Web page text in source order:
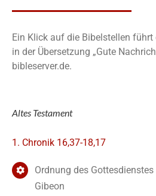
Ein Klick auf die Bibelstellen
in der Übersetzung „Gute
bibleserver.de.
Altes Testament
1. Chronik 16,37-18,17
Ordnung des
Gibeon